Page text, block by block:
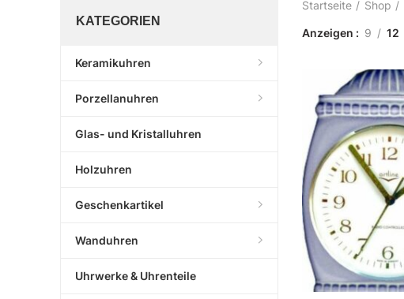
KATEGORIEN
Keramikuhren
Porzellanuhren
Glas- und Kristalluhren
Holzuhren
Geschenkartikel
Wanduhren
Uhrwerke & Uhrenteile
Startseite Shop
Anzeigen 9 12